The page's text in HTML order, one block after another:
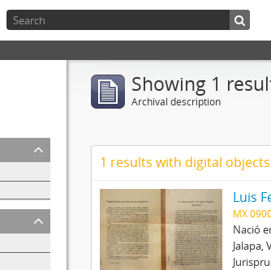
1
Showing 1
Archival description
1 results with digital objects
Luis
MX
Nació
Jalapa,